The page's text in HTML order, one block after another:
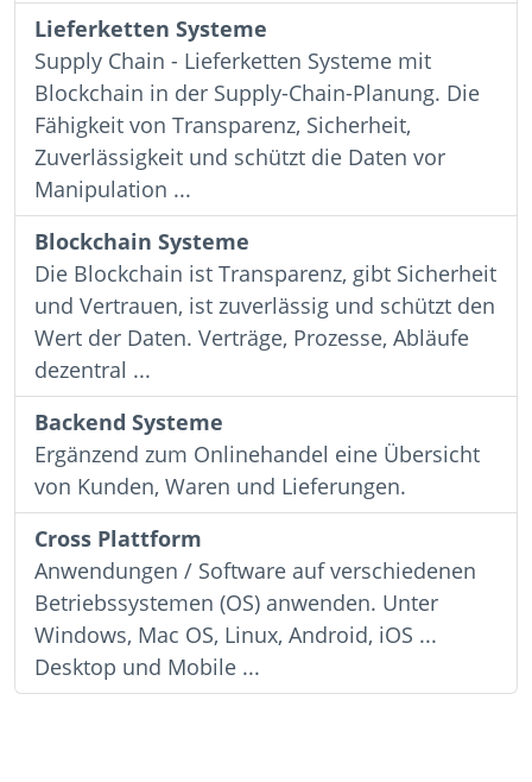
Lieferketten Systeme
Supply Chain - Lieferketten Systeme mit
Blockchain in der Supply-Chain-Planung. Die
Fähigkeit von Transparenz, Sicherheit,
Zuverlässigkeit und schützt die Daten vor
Manipulation ...
Blockchain Systeme
Die Blockchain ist Transparenz, gibt Sicherheit
und Vertrauen, ist zuverlässig und schützt den
Wert der Daten. Verträge, Prozesse, Abläufe
dezentral ...
Backend Systeme
Ergänzend zum Onlinehandel eine Übersicht
von Kunden, Waren und Lieferungen.
Cross Plattform
Anwendungen / Software auf verschiedenen
Betriebssystemen (OS) anwenden. Unter
Windows, Mac OS, Linux, Android, iOS ...
Desktop und Mobile ...